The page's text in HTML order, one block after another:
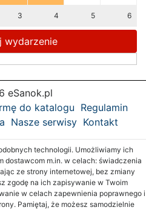
3 4 5 6
eSanok.pl
do katalogu Regulamin
Nasze serwisy Kontakt
technologii. Umożliwiamy ich
dostawcom m.in. w celach: świadczenia
ze strony internetowej, bez zmiany
zgodę na ich zapisywanie w Twoim
w celach zapewnienia poprawnego i
Pamiętaj, że możesz samodzielnie